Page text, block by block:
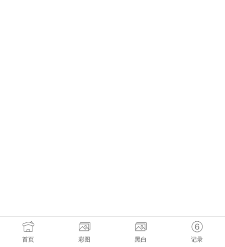
首页 彩图 黑白 记录